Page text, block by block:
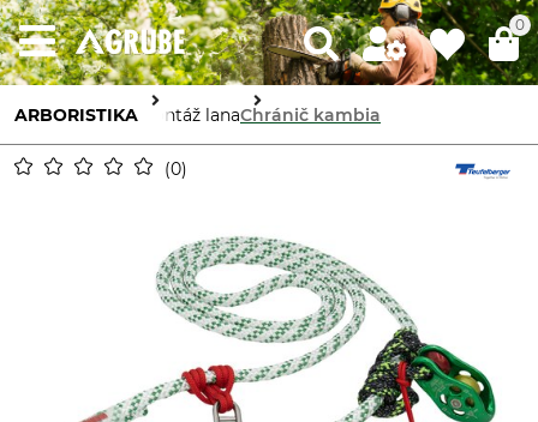
0
ARBORISTIKA Montáž lanaChránič kambia
0